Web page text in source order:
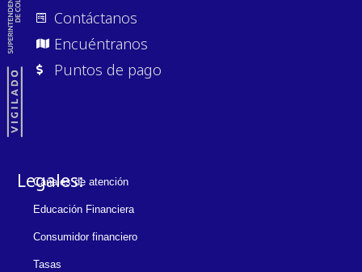
Contáctanos
Encuéntranos
Puntos de pago
Legales:
Canales de atención
Educación Financiera
Consumidor financiero
Tasas